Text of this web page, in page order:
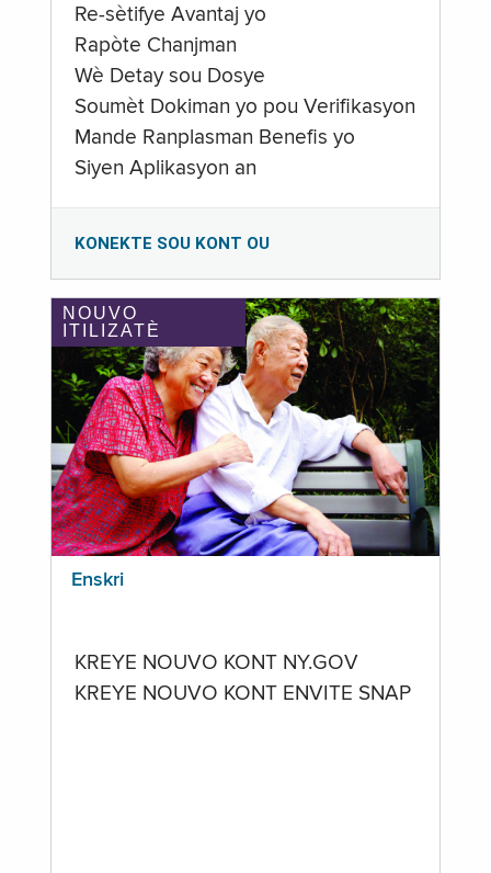
Re-sètifye Avantaj yo
Rapòte Chanjman
Wè Detay sou Dosye
Soumèt Dokiman yo pou Verifikasyon
Mande Ranplasman Benefis yo
Siyen Aplikasyon an
KONEKTE SOU KONT OU
NOUVO
ITILIZATÈ
Enskri
KREYE NOUVO KONT NY.GOV
KREYE NOUVO KONT ENVITE SNAP